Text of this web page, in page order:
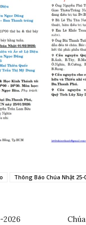
Thông Báo Chúa Nhật 25-
2026